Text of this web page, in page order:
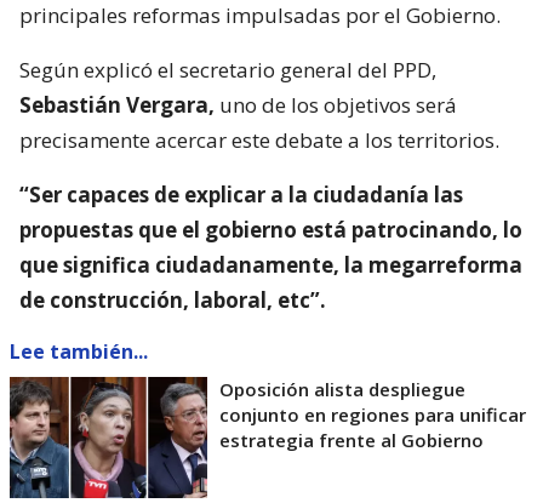
principales reformas impulsadas por el Gobierno.
Según explicó el secretario general del PPD,
Sebastián Vergara, uno de los objetivos será
precisamente acercar este debate a los territorios.
“Ser capaces de explicar a la ciudadanía las
propuestas que el gobierno está patrocinando, lo
que significa ciudadanamente, la megarreforma
de construcción, laboral, etc”.
Lee también...
Oposición alista despliegue
conjunto en regiones para unificar
estrategia frente al Gobierno